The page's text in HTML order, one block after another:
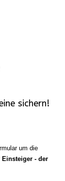
sichern!
um die
- der